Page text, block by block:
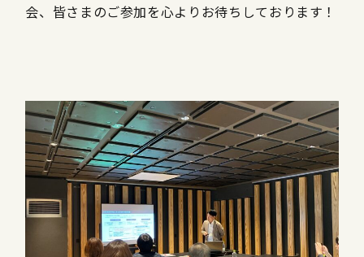
会、皆さまのご参加を心よりお待ちしております！